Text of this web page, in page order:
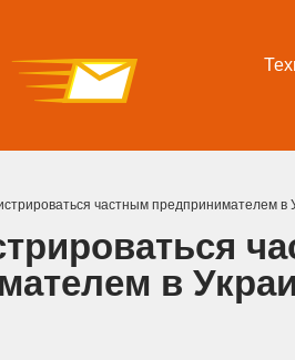
частным предпринимателем в
в